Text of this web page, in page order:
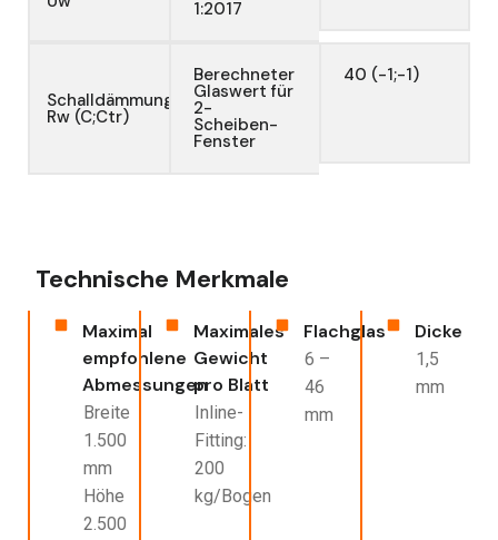
1:2017
Schalldämmung
Rw (C;Ctr)
Berechneter
Glaswert für
2-
Scheiben-
Fenster
40 (-1;-1)
Technische Merkmale
Maximal
empfohlene
Abmessungen
Breite
1.500
mm
Höhe
2.500
Maximales
Gewicht
pro Blatt
Inline-
Fitting:
200
kg/Bogen
Flachglas
6 –
46
mm
Dicke
1,5
mm